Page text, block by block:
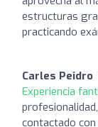
estructuras
practicando
Carles Peidro
Experiencia
contactado